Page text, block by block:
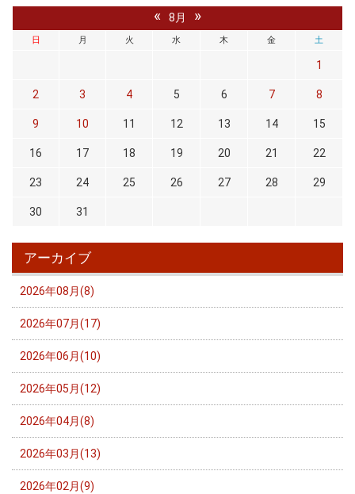
« 8月 »
日 月 火 水 木 金 土
1
2 3 4 5 6 7 8
9 10 11 12 13 14 15
16 17 18 19 20 21 22
23 24 25 26 27 28 29
30 31
アーカイブ
2026年08月(8)
2026年07月(17)
2026年06月(10)
2026年05月(12)
2026年04月(8)
2026年03月(13)
2026年02月(9)